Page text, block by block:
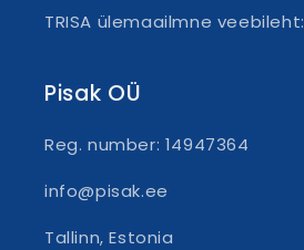
TRISA ülemaailmne veebileht:
Pisak OÜ
Reg. number: 14947364
info@pisak.ee
Tallinn, Estonia